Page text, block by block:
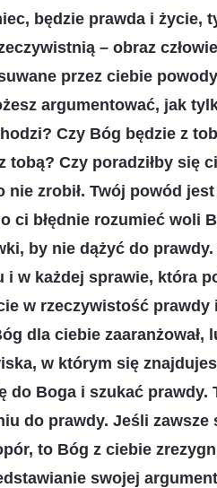
będzie prawda i życie,
– obraz
przez ciebie
argumentować, jak
Czy Bóg będzie z
tobą? Czy poradziłby się
zrobił. Twój powód
ci błędnie rozumieć woli
by nie dążyć do prawdy.
w każdej sprawie, która
w rzeczywistość prawdy
dla ciebie zaaranżował,
w którym się
Boga i szukać prawdy.
do prawdy. Jeśli zawsze
to Bóg z ciebie
swojej